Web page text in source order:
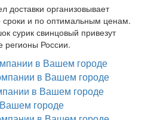
доставки организовывает
сроки и по оптимальным ценам.
сурик свинцовый привезут
регионы России.